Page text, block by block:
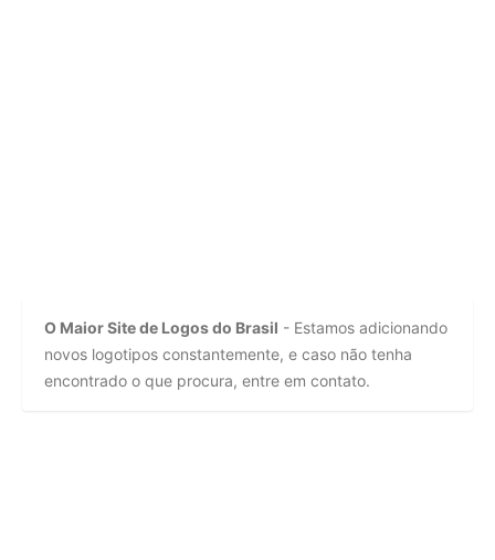
O Maior Site de Logos do Brasil - Estamos adicionando
novos logotipos constantemente, e caso não tenha
encontrado o que procura, entre em contato.